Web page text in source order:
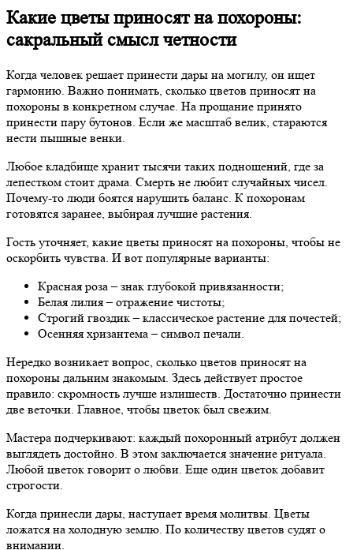
Какие цветы приносят на похороны:
сакральный смысл четности
Когда человек решает принести дары на могилу, он ищет
гармонию. Важно понимать, сколько цветов приносят на
похороны в конкретном случае. На прощание принято
принести пару бутонов. Если же масштаб велик, стараются
нести пышные венки.
Любое кладбище хранит тысячи таких подношений, где за
лепестком стоит драма. Смерть не любит случайных чисел.
Почему-то люди боятся нарушить баланс. К похоронам
готовятся заранее, выбирая лучшие растения.
Гость уточняет, какие цветы приносят на похороны, чтобы не
оскорбить чувства. И вот популярные варианты:
Красная роза – знак глубокой привязанности;
Белая лилия – отражение чистоты;
Строгий гвоздик – классическое растение для почестей;
Осенняя хризантема – символ печали.
Нередко возникает вопрос, сколько цветов приносят на
похороны дальним знакомым. Здесь действует простое
правило: скромность лучше излишеств. Достаточно принести
две веточки. Главное, чтобы цветок был свежим.
Мастера подчеркивают: каждый похоронный атрибут должен
выглядеть достойно. В этом заключается значение ритуала.
Любой цветок говорит о любви. Еще один цветок добавит
строгости.
Когда принесли дары, наступает время молитвы. Цветы
ложатся на холодную землю. По количеству цветов судят о
внимании.